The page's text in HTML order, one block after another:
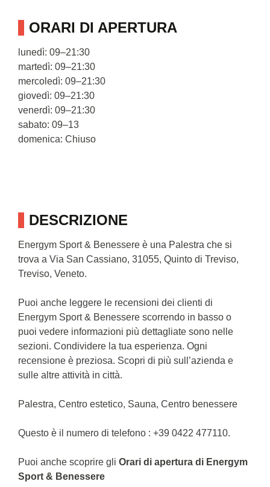
DESCRIZIONE
Energym Sport & Benessere è una Palestra che si
trova a Via San Cassiano, 31055, Quinto di Treviso,
Treviso, Veneto.
Puoi anche leggere le recensioni dei clienti di
Energym Sport & Benessere scorrendo in basso o
puoi vedere informazioni più dettagliate sono nelle
sezioni. Condividere la tua esperienza. Ogni
recensione è preziosa. Scopri di più sull’azienda e
sulle altre attività in città.
Palestra, Centro estetico, Sauna, Centro benessere
Questo è il numero di telefono : +39 0422 477110.
Puoi anche scoprire gli Orari di apertura di Energym
Sport & Benessere
ORARI DI APERTURA
lunedì: 09–21:30
martedì: 09–21:30
mercoledì: 09–21:30
giovedì: 09–21:30
venerdì: 09–21:30
sabato: 09–13
domenica: Chiuso